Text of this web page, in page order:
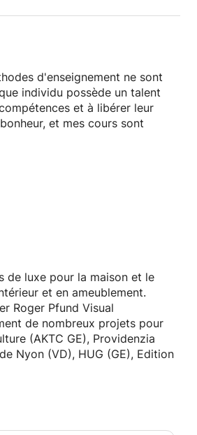
d'enseignement ne sont
individu possède un talent
et à libérer leur
et mes cours sont
de luxe pour la maison et le
et en ameublement.
Roger Pfund Visual
de nombreux projets pour
(AKTC GE), Providenzia
Nyon (VD), HUG (GE), Edition